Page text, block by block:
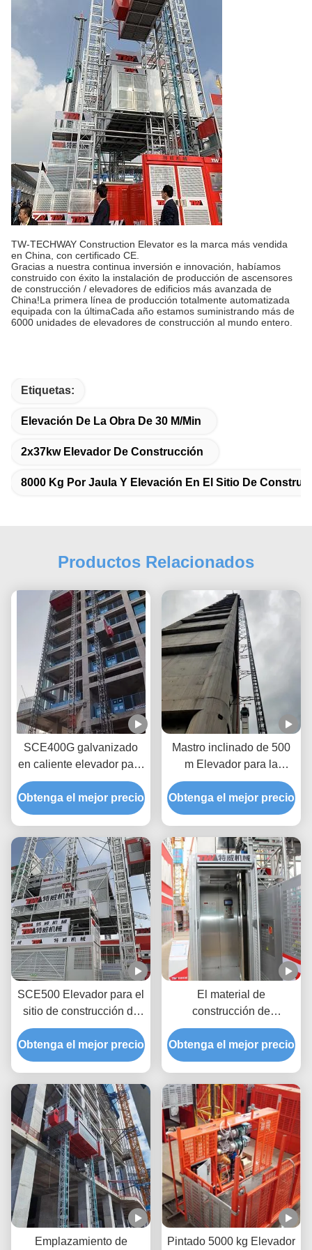
TW-TECHWAY Construction Elevator es la marca más vendida
en China, con certificado CE.
Gracias a nuestra continua inversión e innovación, habíamos
construido con éxito la instalación de producción de ascensores
de construcción / elevadores de edificios más avanzada de
China!La primera línea de producción totalmente automatizada
equipada con la últimaCada año estamos suministrando más de
6000 unidades de elevadores de construcción al mundo entero.
Etiquetas:
Elevación De La Obra De 30 M/min
2x37kw Elevador De Construcción
8000 Kg Por Jaula Y Elevación En El Sitio De
Productos Relacionados
SCE400G galvanizado
en caliente elevador para
personal de construcción
Obtenga el mejor precio
Mastro inclinado de 500
m Elevador para la
construcción de
chimeneas
Obtenga el mejor precio
SCE500 Elevador para el
sitio de construcción de
doble mástil para 30
pasajeros elevador de
carga pesada / elevador
doble mástil con jaula
grande
Obtenga el mejor precio
El material de
construcción de
elevadores de elevación
de acero inoxidable de 40
m/min.
Obtenga el mejor precio
Emplazamiento de
Pintado 5000 kg Elevador